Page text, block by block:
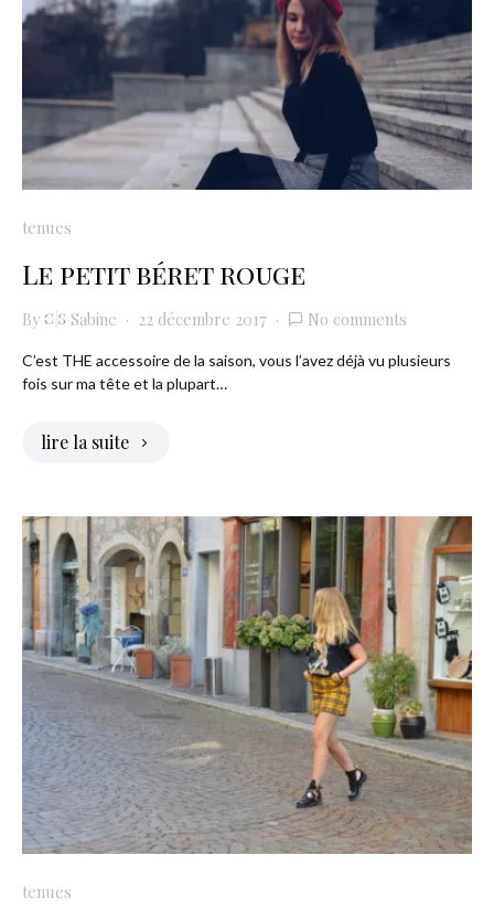
tenues
Le petit béret rouge
By Sabine 22 décembre 2017 No comments
C’est THE accessoire de la saison, vous l’avez déjà vu plusieurs
fois sur ma tête et la plupart…
lire la suite
tenues